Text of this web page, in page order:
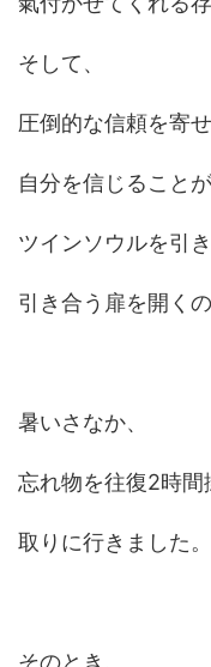
そして、
圧倒的な信頼を寄せ
自分を信じることが
ツインソウルを引き
引き合う扉を開くの
暑いさなか、
忘れ物を往復2時間
取りに行きました。